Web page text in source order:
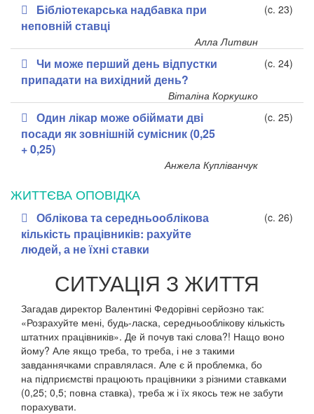
Бібліотекарська надбавка при
неповній ставці
(c. 23)
Алла Литвин
Чи може перший день відпустки
припадати на вихідний день?
(c. 24)
Віталіна Коркушко
Один лікар може обіймати дві
посади як зовнішній сумісник (0,25
+ 0,25)
(c. 25)
Анжела Купліванчук
ЖИТТЄВА ОПОВІДКА
Облікова та середньооблікова
кількість працівників: рахуйте
людей, а не їхні ставки
(c. 26)
СИТУАЦІЯ З ЖИТТЯ
Загадав директор Валентині Федорівні серйозно так:
«Розрахуйте мені, будь-ласка, середньооблікову кількість
штатних працівників». Де й почув такі слова?! Нащо воно
йому? Але якщо треба, то треба, і не з такими
завданнячками справлялася. Але є й проблемка, бо
на підприємстві працюють працівники з різними ставками
(0,25; 0,5; повна ставка), треба ж і їх якось теж не забути
порахувати.